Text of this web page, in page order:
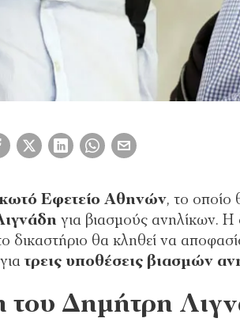
Εφετείο Αθηνών, το οποίο
για βιασμούς ανηλίκων. Η
δικαστήριο θα κληθεί να
τρεις υποθέσεις βιασμών
του Δημήτρη